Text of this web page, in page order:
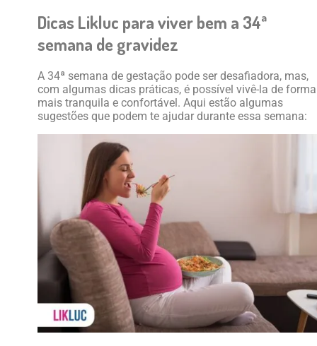
Dicas Likluc para viver bem a 34ª
semana de gravidez
A 34ª semana de gestação pode ser desafiadora, mas,
com algumas dicas práticas, é possível vivê-la de forma
mais tranquila e confortável. Aqui estão algumas
sugestões que podem te ajudar durante essa semana: